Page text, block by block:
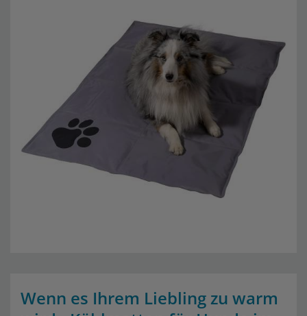
Wenn es Ihrem Liebling zu warm